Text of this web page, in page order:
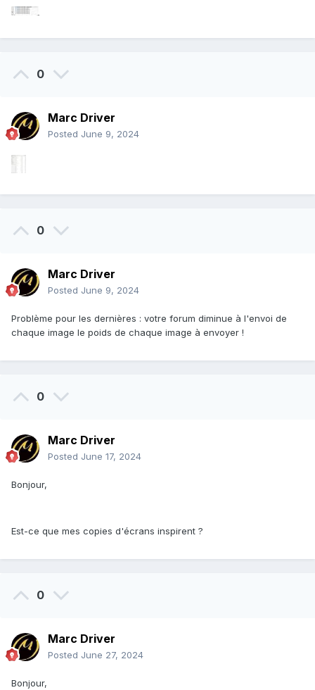
0
Marc Driver
Posted June 9, 2024
0
Marc Driver
Posted June 9, 2024
Problème pour les dernières : votre forum diminue à l'envoi de
chaque image le poids de chaque image à envoyer !
0
Marc Driver
Posted June 17, 2024
Bonjour,
Est-ce que mes copies d'écrans inspirent ?
0
Marc Driver
Posted June 27, 2024
Bonjour,